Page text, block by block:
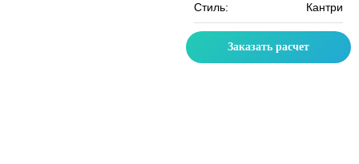
Стиль:
Кантри
Заказать расчет